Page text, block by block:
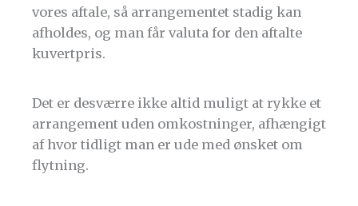
vores aftale, så arrangementet stadig kan
afholdes, og man får valuta for den aftalte
kuvertpris.
Det er desværre ikke altid muligt at rykke et
arrangement uden omkostninger, afhængigt
af hvor tidligt man er ude med ønsket om
flytning.